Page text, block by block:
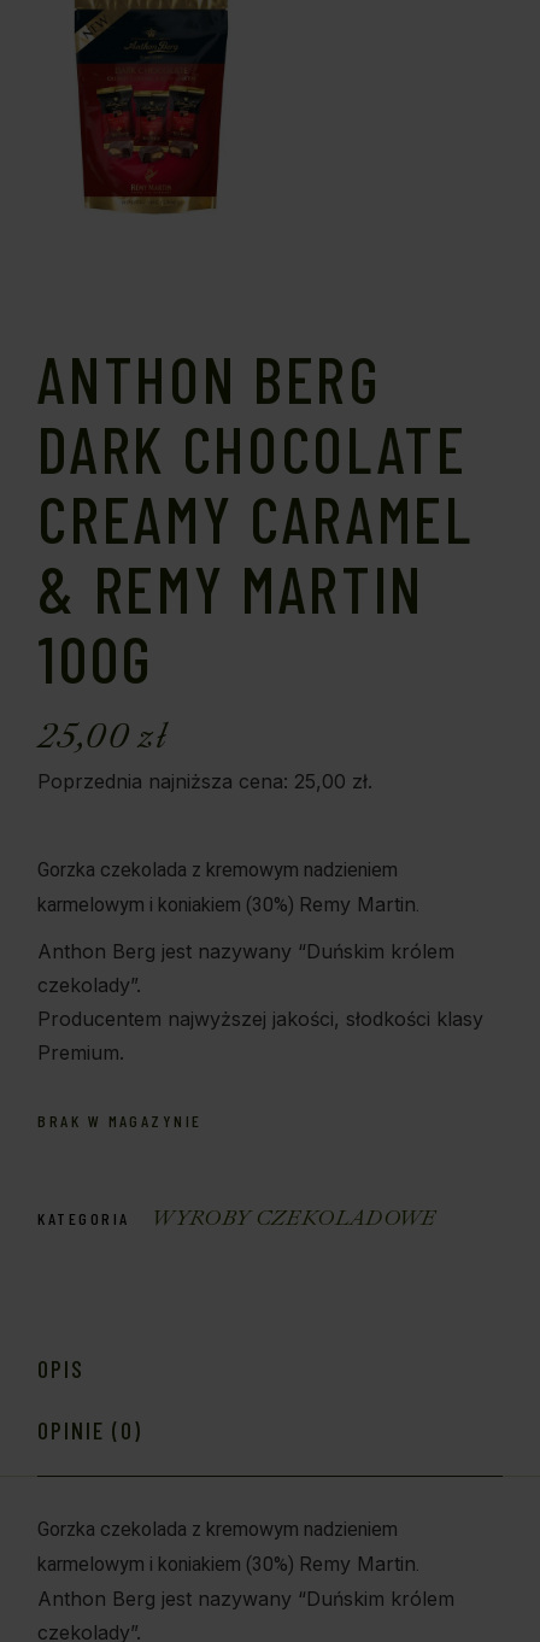
ANTHON BERG
DARK CHOCOLATE
CREAMY CARAMEL
& REMY MARTIN
100G
25,00zł
Poprzednia najniższa cena: 25,00 zł.
Gorzka czekolada z kremowym nadzieniem
karmelowym i koniakiem (30%) Remy Martin.
Anthon Berg jest nazywany “Duńskim królem
czekolady”.
Producentem najwyższej jakości, słodkości klasy
Premium.
BRAK W MAGAZYNIE
KATEGORIA WYROBY CZEKOLADOWE
OPIS
OPINIE (0)
Gorzka czekolada z kremowym nadzieniem
karmelowym i koniakiem (30%) Remy Martin.
Anthon Berg jest nazywany “Duńskim królem
czekolady”.